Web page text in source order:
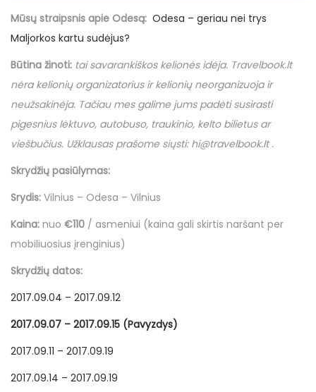
Mūsų straipsnis apie Odesą: Odesa – geriau nei trys
Maljorkos kartu sudėjus?
Būtina žinoti: tai savarankiškos kelionės idėja. Travelbook.lt
nėra kelionių organizatorius ir kelionių neorganizuoja ir
neužsakinėja. Tačiau mes galime jums padėti susirasti
pigesnius lėktuvo, autobuso, traukinio, kelto bilietus ar
viešbučius. Užklausas prašome siųsti: hi@travelbook.lt.
Skrydžių pasiūlymas:
Srydis: Vilnius – Odesa – Vilnius
Kaina: nuo €110 / asmeniui (kaina gali skirtis naršant per
mobiliuosius įrenginius)
Skrydžių datos:
2017.09.04 – 2017.09.12
2017.09.07 – 2017.09.15 (Pavyzdys)
2017.09.11 – 2017.09.19
2017.09.14 – 2017.09.19